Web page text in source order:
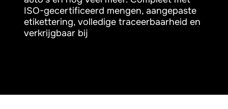
ISO-gecertificeerd mengen, aangepaste
etikettering, volledige traceerbaarheid en
verkrijgbaar bij